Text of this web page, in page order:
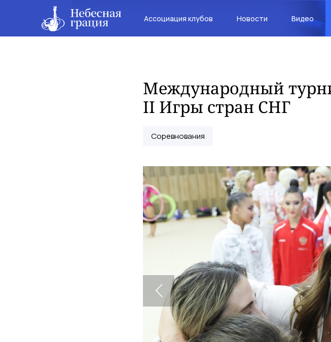
Ассоциация клубов Новости Видео
Международный
II Игры стран СНГ
Соревнования